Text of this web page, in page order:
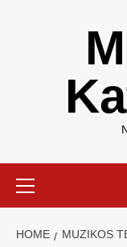
HOME MUZIKOS